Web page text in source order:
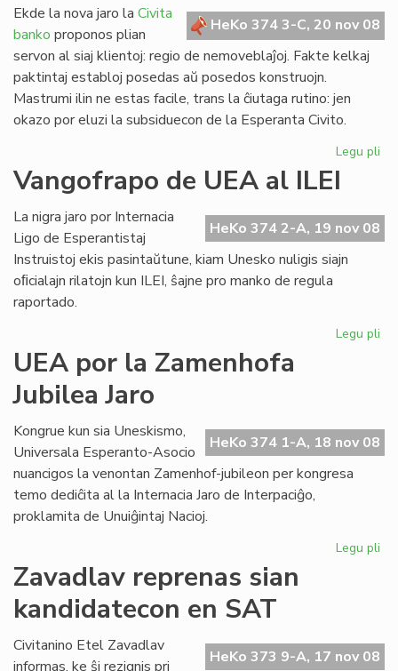
HeKo 374 3-C, 20 nov 08
Ekde la nova jaro la Civita
banko proponos plian
servon al siaj klientoj: regio de nemoveblaĵoj. Fakte kelkaj
paktintaj establoj posedas aŭ posedos konstruojn.
Mastrumi ilin ne estas facile, trans la ĉiutaga rutino: jen
okazo por eluzi la subsiduecon de la Esperanta Civito.
Legu pli
Vangofrapo de UEA al ILEI
HeKo 374 2-A, 19 nov 08
La nigra jaro por Internacia
Ligo de Esperantistaj
Instruistoj ekis pasintaŭtune, kiam Unesko nuligis siajn
oﬁcialajn rilatojn kun ILEI, ŝajne pro manko de regula
raportado.
Legu pli
ILEI
UEA por la Zamenhofa
Jubilea Jaro
HeKo 374 1-A, 18 nov 08
Kongrue kun sia Uneskismo,
Universala Esperanto-Asocio
nuancigos la venontan Zamenhof-jubileon per kongresa
temo dediĉita al la Internacia Jaro de Interpaciĝo,
proklamita de Unuiĝintaj Nacioj.
Legu pli
Zavadlav reprenas sian
kandidatecon en SAT
HeKo 373 9-A, 17 nov 08
Civitanino Etel Zavadlav
informas, ke ŝi rezignis pri